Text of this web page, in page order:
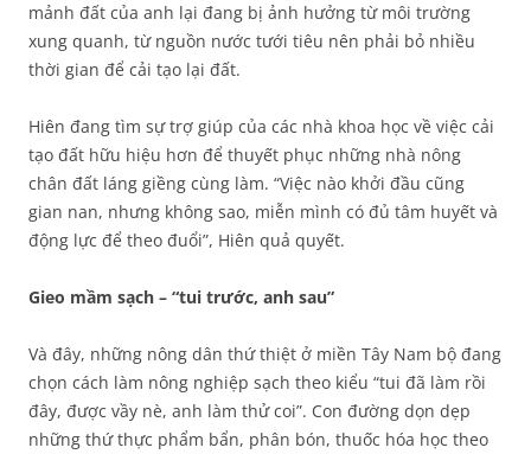
mảnh đất của anh lại đang bị ảnh hưởng từ môi trường
xung quanh, từ nguồn nước tưới tiêu nên phải bỏ nhiều
thời gian để cải tạo lại đất.
Hiên đang tìm sự trợ giúp của các nhà khoa học về việc cải
tạo đất hữu hiệu hơn để thuyết phục những nhà nông
chân đất láng giềng cùng làm. “Việc nào khởi đầu cũng
gian nan, nhưng không sao, miễn mình có đủ tâm huyết và
động lực để theo đuổi”, Hiên quả quyết.
Gieo mầm sạch – “tui trước, anh sau”
Và đây, những nông dân thứ thiệt ở miền Tây Nam bộ đang
chọn cách làm nông nghiệp sạch theo kiểu “tui đã làm rồi
đây, được vầy nè, anh làm thử coi”. Con đường dọn dẹp
những thứ thực phẩm bẩn, phân bón, thuốc hóa học theo